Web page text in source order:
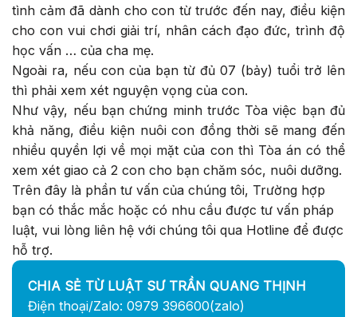
tình cảm đã dành cho con từ trước đến nay, điều kiện
cho con vui chơi giải trí, nhân cách đạo đức, trình độ
học vấn … của cha mẹ.
Ngoài ra, nếu con của bạn từ đủ 07 (bảy) tuổi trở lên
thì phải xem xét nguyện vọng của con.
Như vậy, nếu bạn chứng minh trước Tòa việc bạn đủ
khả năng, điều kiện nuôi con đồng thời sẽ mang đến
nhiều quyền lợi về mọi mặt của con thì Tòa án có thể
xem xét giao cả 2 con cho bạn chăm sóc, nuôi dưỡng.
Trên đây là phần tư vấn của chúng tôi, Trường hợp
bạn có thắc mắc hoặc có nhu cầu được tư vấn pháp
luật, vui lòng liên hệ với chúng tôi qua Hotline để được
hỗ trợ.
CHIA SẺ TỪ LUẬT SƯ TRẦN QUANG THỊNH
Điện thoại/Zalo: 0979 396600(zalo)